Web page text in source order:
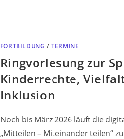
FORTBILDUNG /TERMINE
Ringvorlesung zur
Kinderrechte,
Inklusion
Noch bis März 2026 läuft die
„Mitteilen – Miteinander teilen“